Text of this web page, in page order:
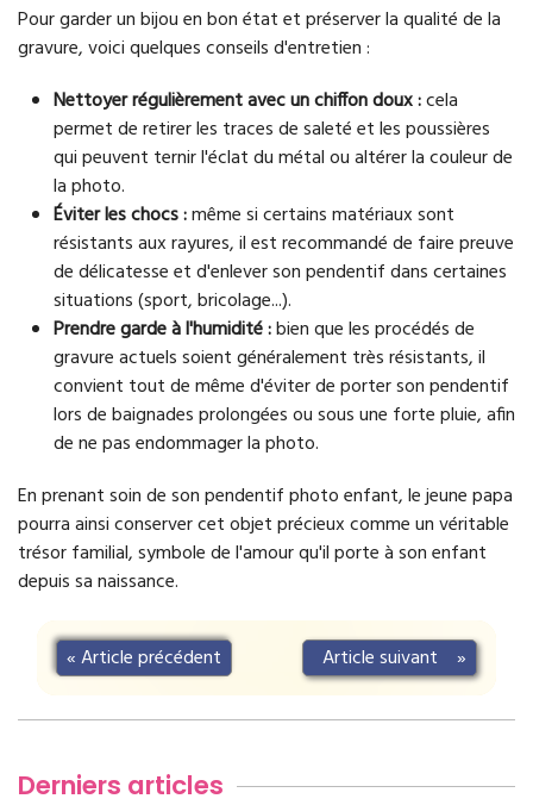
Pour garder un bijou en bon état et préserver la qualité de la
gravure, voici quelques conseils d'entretien :
Nettoyer régulièrement avec un chiffon doux :cela
permet de retirer les traces de saleté et les poussières
qui peuvent ternir l'éclat du métal ou altérer la couleur de
la photo.
Éviter les chocs :même si certains matériaux sont
résistants aux rayures, il est recommandé de faire preuve
de délicatesse et d'enlever son pendentif dans certaines
situations (sport, bricolage...).
Prendre garde à l'humidité :bien que les procédés de
gravure actuels soient généralement très résistants, il
convient tout de même d'éviter de porter son pendentif
lors de baignades prolongées ou sous une forte pluie, afin
de ne pas endommager la photo.
En prenant soin de son pendentif photo enfant, le jeune papa
pourra ainsi conserver cet objet précieux comme un véritable
trésor familial, symbole de l'amour qu'il porte à son enfant
depuis sa naissance.
«Article précédent Article suivant »
Derniers articles